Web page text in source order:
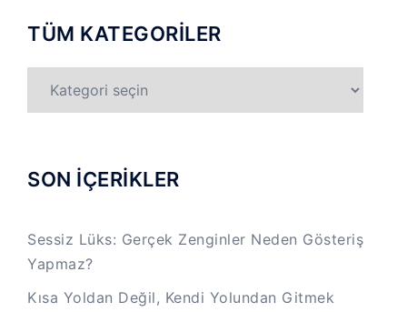
TÜM KATEGORİLER
KATEGORİLER
SON İÇERİKLER
Sessiz Lüks: Gerçek Zenginler Neden Gösteriş
Yapmaz?
Kısa Yoldan Değil, Kendi Yolundan Gitmek